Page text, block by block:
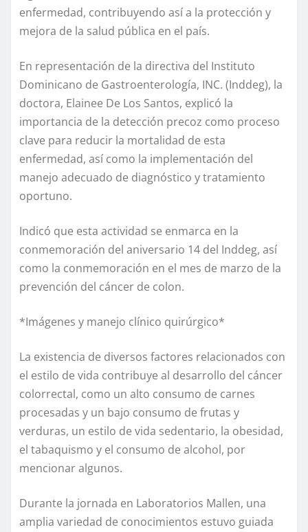
enfermedad, contribuyendo así a la protección y
mejora de la salud pública en el país.
En representación de la directiva del Instituto
Dominicano de Gastroenterología, INC. (Inddeg), la
doctora, Elainee De Los Santos, explicó la
importancia de la detección precoz como proceso
clave para reducir la mortalidad de esta
enfermedad, así como la implementación del
manejo adecuado de diagnóstico y tratamiento
oportuno.
Indicó que esta actividad se enmarca en la
conmemoración del aniversario 14 del Inddeg, así
como la conmemoración en el mes de marzo de la
prevención del cáncer de colon.
*Imágenes y manejo clínico quirúrgico*
La existencia de diversos factores relacionados con
el estilo de vida contribuye al desarrollo del cáncer
colorrectal, como un alto consumo de carnes
procesadas y un bajo consumo de frutas y
verduras, un estilo de vida sedentario, la obesidad,
el tabaquismo y el consumo de alcohol, por
mencionar algunos.
Durante la jornada en Laboratorios Mallen, una
amplia variedad de conocimientos estuvo guiada